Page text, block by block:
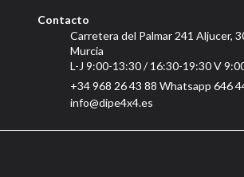
Contacto
Carretera del Palmar 241 Aljucer,
Murcia
L-J 9:00-13:30 / 16:30-19:30 V
+34 968 26 43 88 Whatsapp 646
info@dipe4x4.es